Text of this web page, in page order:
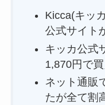
Kicca(キッ
公式サイト
キッカ公式
1,870円で
ネット通販
たが全て割